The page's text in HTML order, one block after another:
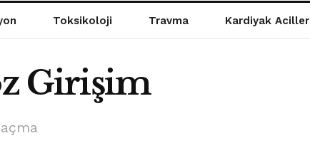
Toksikoloji Travma Kardiyak Aciller
Girişim